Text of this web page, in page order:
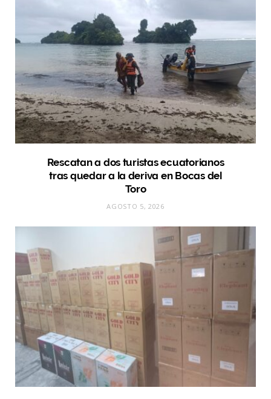
Rescatan a dos turistas ecuatorianos
tras quedar a la deriva en Bocas del
Toro
AGOSTO 5, 2026